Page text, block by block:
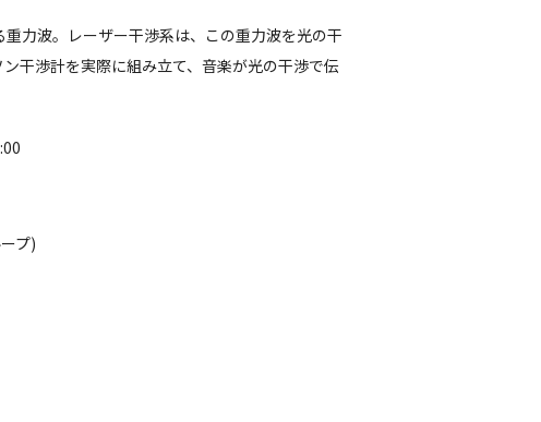
力波。レーザー干渉系は、この重力波を光の干
干渉計を実際に組み立て、音楽が光の干渉で伝
プ)